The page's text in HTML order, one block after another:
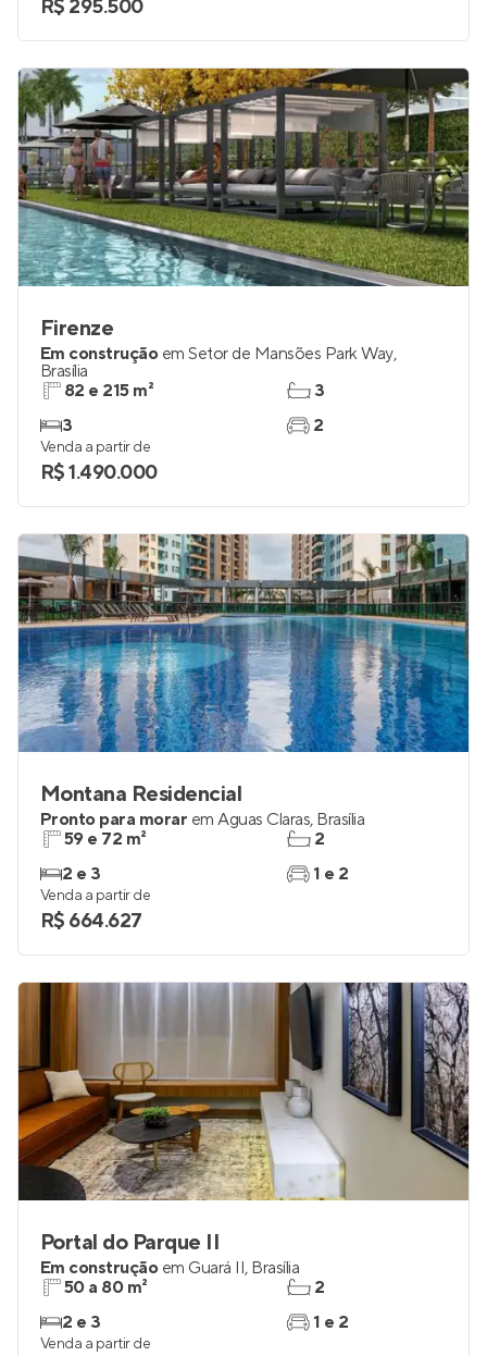
R$ 295.500
Firenze
Em construção em Setor de Mansões Park Way,
Brasília
82 e 215 m²
3
3
2
Venda a partir de
R$ 1.490.000
Montana Residencial
Pronto para morar em Águas Claras, Brasília
59 e 72 m²
2 e 3
2
1 e 2
Venda a partir de
R$ 664.627
Portal do Parque II
Em construção em Guará II, Brasília
50 a 80 m²
2 e 3
2
1 e 2
Venda a partir de